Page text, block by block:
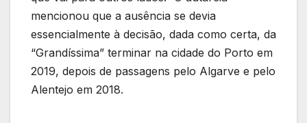
mencionou que a ausência se devia
essencialmente à decisão, dada como certa, da
“Grandíssima” terminar na cidade do Porto em
2019, depois de passagens pelo Algarve e pelo
Alentejo em 2018.